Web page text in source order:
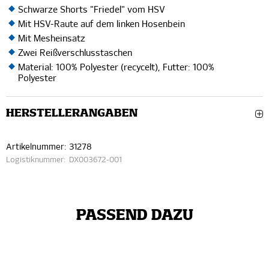
Schwarze Shorts "Friedel" vom HSV
Mit HSV-Raute auf dem linken Hosenbein
Mit Mesheinsatz
Zwei Reißverschlusstaschen
Material: 100% Polyester (recycelt), Futter: 100%
Polyester
HERSTELLERANGABEN
Artikelnummer: 31278
Logistiknummer: DX003672-001
PASSEND DAZU